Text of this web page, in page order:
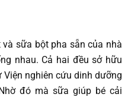
và sữa bột pha sẵn của nhà
nhau. Cả hai đều sở hữu
nghiên cứu dinh dưỡng
đó mà sữa giúp bé cải